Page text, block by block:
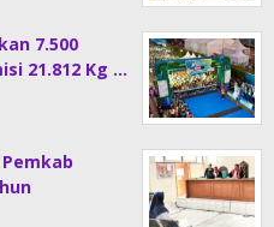
7.500
21.812 Kg …